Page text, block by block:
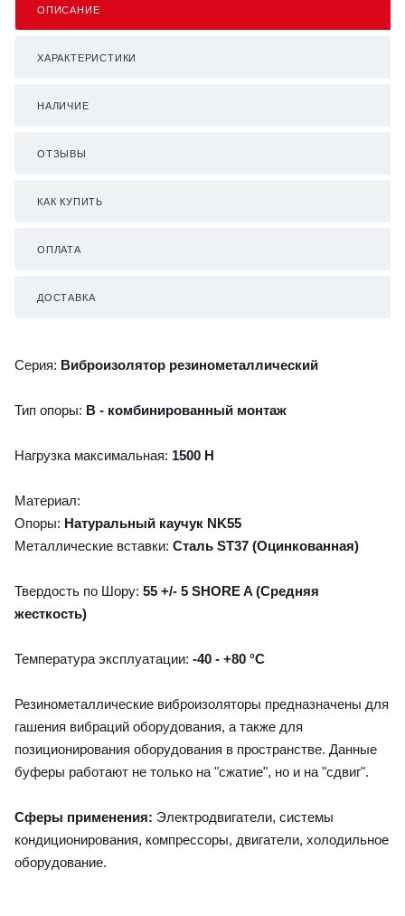
ОПИСАНИЕ
ХАРАКТЕРИСТИКИ
НАЛИЧИЕ
ОТЗЫВЫ
КАК КУПИТЬ
ОПЛАТА
ДОСТАВКА
Серия: Виброизолятор резинометаллический
Тип опоры: В - комбинированный монтаж
Нагрузка максимальная: 1500 Н
Материал:
Опоры: Натуральный каучук NK55
Металлические вставки: Сталь ST37 (Оцинкованная)
Твердость по Шору: 55 +/- 5 SHORE A (Средняя
жесткость)
Температура эксплуатации: -40 - +80 °C
Резинометаллические виброизоляторы предназначены для
гашения вибраций оборудования, а также для
позиционирования оборудования в пространстве. Данные
буферы работают не только на "сжатие", но и на "сдвиг".
Сферы применения: Электродвигатели, системы
кондиционирования, компрессоры, двигатели, холодильное
оборудование.